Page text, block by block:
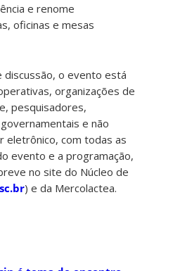
e renome
oficinas e mesas
discussão, o evento está
organizações de
pesquisadores,
e não
eletrônico, com todas as
evento e a programação,
no site do Núcleo de
) e da Mercolactea.